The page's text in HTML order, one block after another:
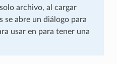
archivo, al cargar
se abre un diálogo para
usar en para tener una